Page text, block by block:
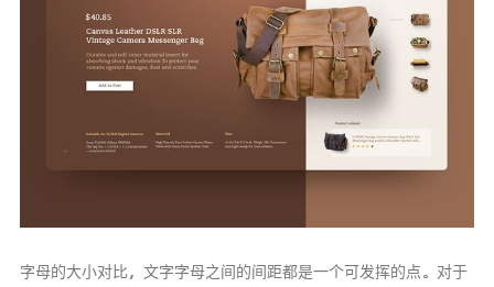
字母的大小对比，文字字母之间的间距都是一个可发挥的点。对于